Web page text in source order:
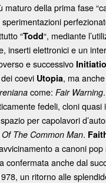
maturo della prima fase
“Todd“, mediante
inserti elettronici e un
e successivo
coevi Utopia, ma
come: Fair Warning.
fedeli, cloni quasi
per capolavori
The Common Man.
a canoni pop
confermata anche dal
un ritorno alle